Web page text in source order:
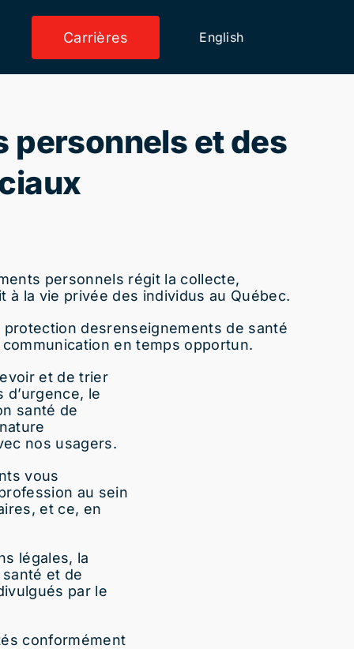
Carrières English
personnels et des
personnels régit la collecte,
à la vie privée des individus au Québec.
protection desrenseignements de santé
en temps opportun.
et de trier
le
santé de
nos usagers.
vous
au sein
et ce, en
légales, la
et de
par le
conformément